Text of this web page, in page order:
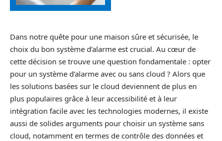
Dans notre quête pour une maison sûre et sécurisée, le
choix du bon système d’alarme est crucial. Au cœur de
cette décision se trouve une question fondamentale : opter
pour un système d’alarme avec ou sans cloud ? Alors que
les solutions basées sur le cloud deviennent de plus en
plus populaires grâce à leur accessibilité et à leur
intégration facile avec les technologies modernes, il existe
aussi de solides arguments pour choisir un système sans
cloud, notamment en termes de contrôle des données et